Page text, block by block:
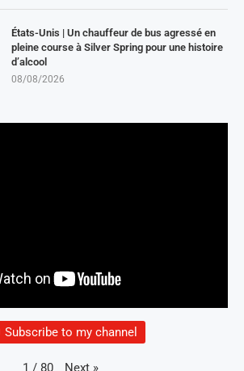
États-Unis | Un chauffeur de bus agressé en
pleine course à Silver Spring pour une histoire
d’alcool
08/08/2026
Subscribe to my channel
Next »